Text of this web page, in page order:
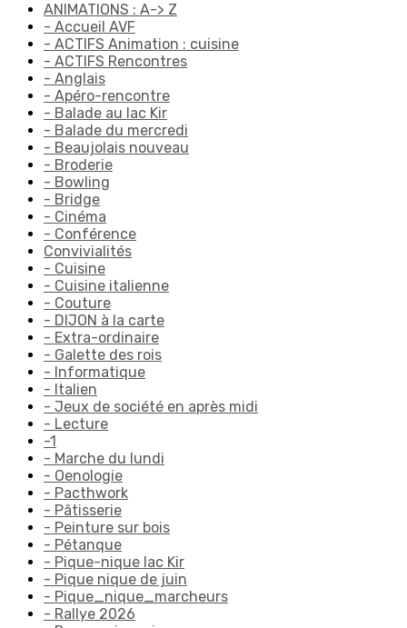
ANIMATIONS : A-> Z
- Accueil AVF
- ACTIFS Animation : cuisine
- ACTIFS Rencontres
- Anglais
- Apéro-rencontre
- Balade au lac Kir
- Balade du mercredi
- Beaujolais nouveau
- Broderie
- Bowling
- Bridge
- Cinéma
- Conférence
Convivialités
- Cuisine
- Cuisine italienne
- Couture
- DIJON à la carte
- Extra-ordinaire
- Galette des rois
- Informatique
- Italien
- Jeux de société en après midi
- Lecture
-1
- Marche du lundi
- Oenologie
- Pacthwork
- Pâtisserie
- Peinture sur bois
- Pétanque
- Pique-nique lac Kir
- Pique nique de juin
- Pique_nique_marcheurs
- Rallye 2026